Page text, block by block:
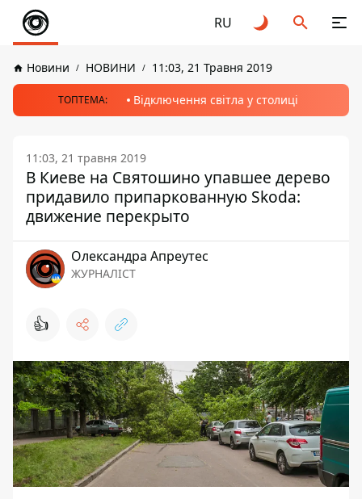
RU
Новини НОВИНИ 11:03, 21 Травня 2019
ТОПТЕМА: Відключення світла у столиці
11:03, 21 травня 2019
В Киеве на Святошино упавшее дерево
придавило припаркованную Skoda:
движение перекрыто
Олександра Апреутес
ЖУРНАЛІСТ
👍